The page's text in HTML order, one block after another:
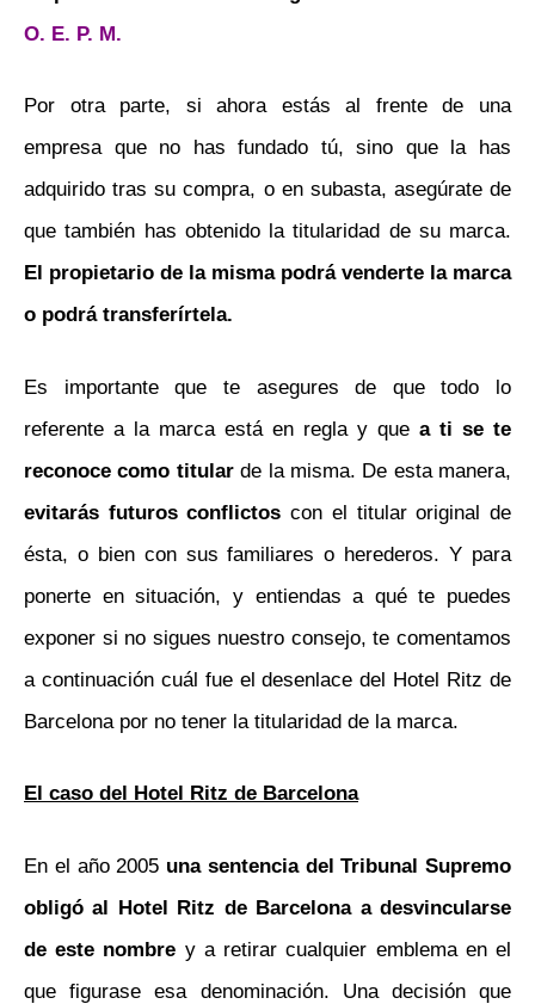
O. E. P. M.
Por otra parte, si ahora estás al frente de una
empresa que no has fundado tú, sino que la has
adquirido tras su compra, o en subasta, asegúrate de
que también has obtenido la titularidad de su marca.
El propietario de la misma podrá venderte la marca
o podrá transferírtela.
Es importante que te asegures de que todo lo
referente a la marca está en regla y que a ti se te
reconoce como titularde la misma. De esta manera,
evitarás futuros conflictos con el titular original de
ésta, o bien con sus familiares o herederos. Y para
ponerte en situación, y entiendas a qué te puedes
exponer si no sigues nuestro consejo, te comentamos
a continuación cuál fue el desenlace del Hotel Ritz de
Barcelona por no tener la titularidad de la marca.
El caso del Hotel Ritz de Barcelona
En el año 2005 una sentencia del Tribunal Supremo
obligó al Hotel Ritz de Barcelona a desvincularse
de este nombre y a retirar cualquier emblema en el
que figurase esa denominación. Una decisión que